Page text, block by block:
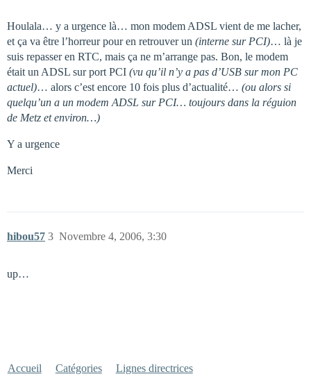
Houlala… y a urgence là… mon modem ADSL vient de me lacher,
et ça va être l’horreur pour en retrouver un (interne sur PCI)… là je
suis repasser en RTC, mais ça ne m’arrange pas. Bon, le modem
était un ADSL sur port PCI (vu qu’il n’y a pas d’USB sur mon PC
actuel)… alors c’est encore 10 fois plus d’actualité… (ou alors si
quelqu’un a un modem ADSL sur PCI… toujours dans la réguion
de Metz et environ…)
Y a urgence
Merci
hibou57 Novembre 4, 2006, 3:30
3
up…
Accueil Catégories Lignes directrices